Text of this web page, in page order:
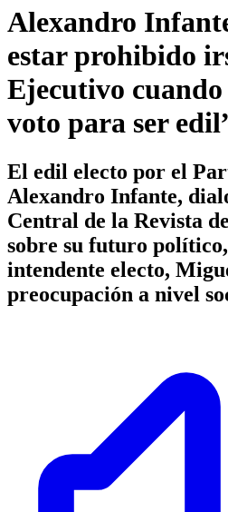
Alexandro
estar prohibido
Ejecutivo cuando
voto para ser
El edil electo por el
Alexandro Infante,
Central de la Revista
sobre su futuro
intendente electo,
preocupación a nivel